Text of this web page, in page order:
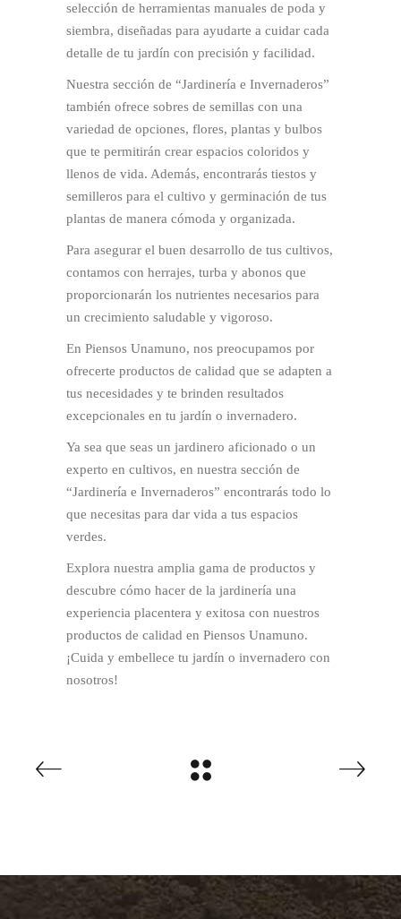
selección de herramientas manuales de poda y
siembra, diseñadas para ayudarte a cuidar cada
detalle de tu jardín con precisión y facilidad.
Nuestra sección de “Jardinería e Invernaderos”
también ofrece sobres de semillas con una
variedad de opciones, flores, plantas y bulbos
que te permitirán crear espacios coloridos y
llenos de vida. Además, encontrarás tiestos y
semilleros para el cultivo y germinación de tus
plantas de manera cómoda y organizada.
Para asegurar el buen desarrollo de tus cultivos,
contamos con herrajes, turba y abonos que
proporcionarán los nutrientes necesarios para
un crecimiento saludable y vigoroso.
En Piensos Unamuno, nos preocupamos por
ofrecerte productos de calidad que se adapten a
tus necesidades y te brinden resultados
excepcionales en tu jardín o invernadero.
Ya sea que seas un jardinero aficionado o un
experto en cultivos, en nuestra sección de
“Jardinería e Invernaderos” encontrarás todo lo
que necesitas para dar vida a tus espacios
verdes.
Explora nuestra amplia gama de productos y
descubre cómo hacer de la jardinería una
experiencia placentera y exitosa con nuestros
productos de calidad en Piensos Unamuno.
¡Cuida y embellece tu jardín o invernadero con
nosotros!